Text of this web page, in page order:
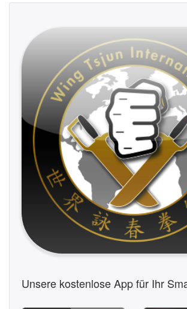
Unsere kostenlose App für Ihr